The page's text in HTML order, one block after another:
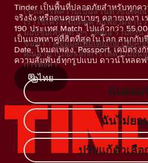
Tinder เป็นพื้นที่ปลอดภัยสำหรับทุกค
จริงจัง หรือคนคุยสบายๆ คลายเหงา
190 ประเทศ Match ไปแล้วกว่า
เป็นแอพหาคู่ที่ฮิตที่สุดในโลก สนุกกับฟี
Date, โหมดเพลง, Passport, เคมีตร
ความสัมพันธ์ทุกรูปแบบ ดาวน์โหลดฟ
ไทย
เราเคารพความเป็นส่วนตัวของคุ
เราใช้เครื่องมือติดตามเพื่อวัดจำน
มอบข้อเสนอต่างๆ ให้คุณ รวมถึงน
ของเรา ดูข้อมูลเพิ่มเติมเกี่ยวกับคุ
คุณสามารถยกเลิกการให้ความยิน
การตั้งค่า
ฉันยอม
ฉันไม่ยอ
ปรับแก้ตัวเลื